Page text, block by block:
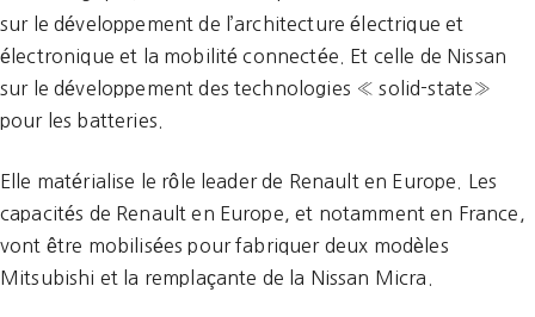
sur le développement de l’architecture électrique et
électronique et la mobilité connectée. Et celle de Nissan
sur le développement des technologies « solid-state»
pour les batteries.
Elle matérialise le rôle leader de Renault en Europe. Les
capacités de Renault en Europe, et notamment en France,
vont être mobilisées pour fabriquer deux modèles
Mitsubishi et la remplaçante de la Nissan Micra.